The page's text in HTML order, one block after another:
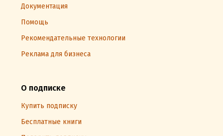
Документация
Помощь
Рекомендательные технологии
Реклама для бизнеса
О подписке
Купить подписку
Бесплатные книги